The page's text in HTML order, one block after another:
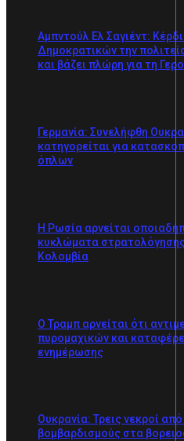
Αμπντούλ Ελ Σαγιέντ:
Δημοκρατικών την
και βάζει πλώρη για τη
Γερμανία: Συνελήφθη
κατηγορείται για
όπλων
Η Ρωσία αρνείται
κυκλώματα
Κολομβία
Ο Τραμπ αρνείται ότι
πυρομαχικών και
ενημέρωσης
Ουκρανία: Τρεις νεκροί
βομβαρδισμούς στα